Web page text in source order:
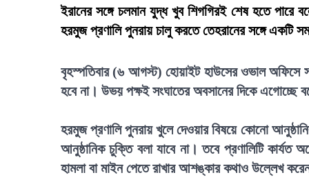
ইরানের সঙ্গে চলমান যুদ্ধ খুব শিগগিরই শেষ হতে পারে
হরমুজ প্রণালি পুনরায় চালু করতে তেহরানের সঙ্গে একটি
বৃহস্পতিবার (৬ আগস্ট) হোয়াইট হাউসের ওভাল অফিসে
হবে না। উভয় পক্ষই সংঘাতের অবসানের দিকে এগোচ্ছে
হরমুজ প্রণালি পুনরায় খুলে দেওয়ার বিষয়ে কোনো
আনুষ্ঠানিক চুক্তি বলা যাবে না। তবে প্রণালিটি কার্যত
হামলা বা মাইন পেতে রাখার আশঙ্কার কথাও উল্লেখ